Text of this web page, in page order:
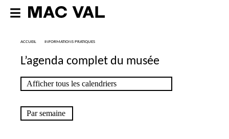
ACCUEIL INFORMATIONS PRATIQUES
L’agenda complet du musée